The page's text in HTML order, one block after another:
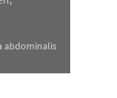
abdominalis